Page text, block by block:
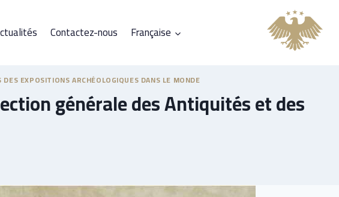
Contactez-nous Française
DES EXPOSITIONS ARCHÉOLOGIQUES DANS LE MONDE
générale des Antiquités et des